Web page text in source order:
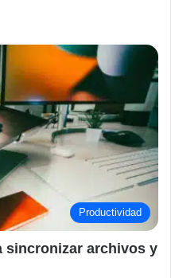
Productividad
sincronizar archivos y